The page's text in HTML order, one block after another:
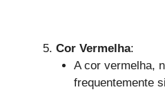
Cor Vermelha:
A cor vermelha,
frequentemente